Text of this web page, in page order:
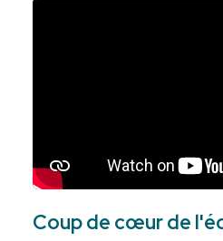
Coup de cœur de